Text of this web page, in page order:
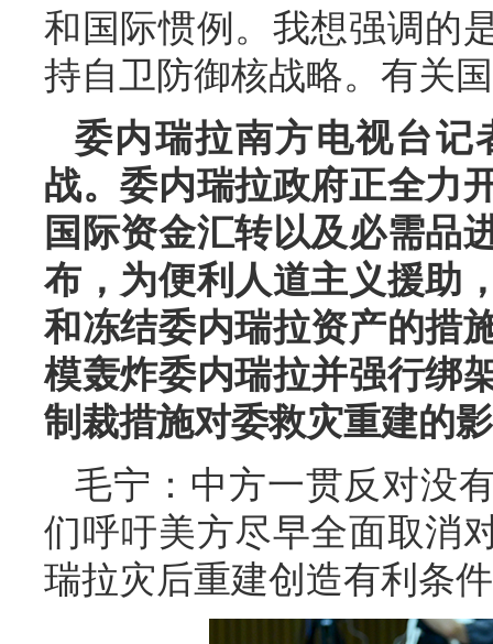
和国际惯例。我想强调的
持自卫防御核战略。有关
委内瑞拉南方电视台记
战。委内瑞拉政府正全力
国际资金汇转以及必需品
布，为便利人道主义援助
和冻结委内瑞拉资产的措
模轰炸委内瑞拉并强行绑
制裁措施对委救灾重建的
毛宁：中方一贯反对没
们呼吁美方尽早全面取消
瑞拉灾后重建创造有利条